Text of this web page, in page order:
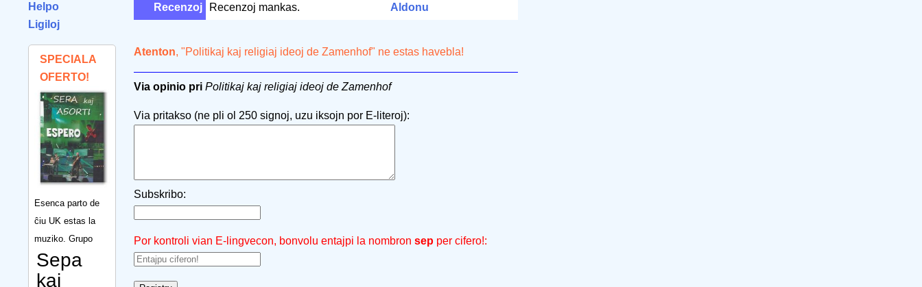
Helpo
Ligiloj
SPECIALA
OFERTO!
Esenca parto de
ĉiu UK estas la
muziko. Grupo
Sepa
kaj
Recenzoj Recenzoj mankas. Aldonu
Atenton, "Politikaj kaj religiaj ideoj de Zamenhof" ne estas havebla!
Via opinio pri Politikaj kaj religiaj ideoj de Zamenhof
Via pritakso (ne pli ol 250 signoj, uzu iksojn por E-literoj):
Subskribo:
Por kontroli vian E-lingvecon, bonvolu entajpi la nombron sep per cifero!: